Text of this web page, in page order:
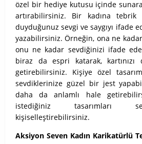
özel bir hediye kutusu içinde sunarak
artırabilirsiniz. Bir kadına tebrik
duyduğunuz sevgi ve saygıyı ifade
yazabilirsiniz. Örneğin, ona ne
onu ne kadar sevdiğinizi ifade
biraz da espri katarak,
getirebilirsiniz. Kişiye özel
sevdiklerinize güzel bir jest
daha da anlamlı hale
istediğiniz tasarımları
kişiselleştirebilirsiniz.
Aksiyon Seven Kadın Karikatürlü